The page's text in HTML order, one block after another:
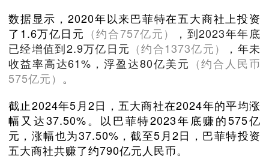
数据显示，2020年以来巴菲特在五大商社上投资
了1.6万亿日元 （约合757亿元）
，到2023年年底
已经增值到2.9万亿日元 （约合1373亿元）
，年未
收益率高达61%，浮盈达80亿美元 （约合人民币
575亿元） 。
截止2024年5月2日，五大商社在2024年的平均涨
幅又达37.50%。以巴菲特2023年底赚的575亿
元，涨幅也为37.50%，截至5月2日，巴菲特投资
五大商社共赚了约790亿元人民币。